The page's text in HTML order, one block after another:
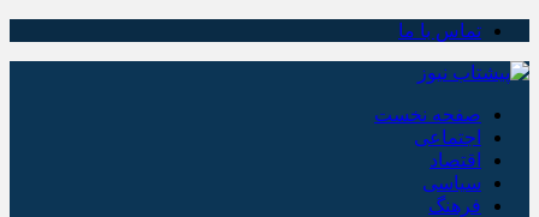
تماس با ما
صفحه نخست
اجتماعی
اقتصاد
سیاسی
فرهنگ